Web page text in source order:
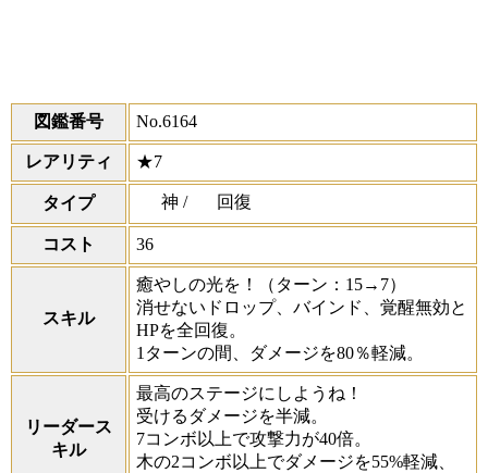
図鑑番号 No.6164
レアリティ ★7
タイプ 神 / 回復
コスト 36
スキル
癒やしの光を！
（ターン：15→7）
消せないドロップ、バインド、覚醒無効と
HPを全回復。
1ターンの間、ダメージを80％軽減。
リーダース
キル
最高のステージにしようね！
受けるダメージを半減。
7コンボ以上で攻撃力が40倍。
木の2コンボ以上でダメージを55%軽減、